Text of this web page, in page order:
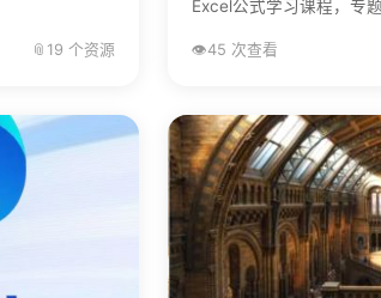
📎 19 个资源 👁️45 次查看